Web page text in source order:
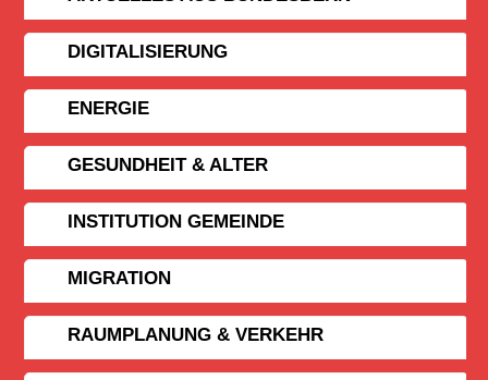
DIGITALISIERUNG
ENERGIE
GESUNDHEIT & ALTER
INSTITUTION GEMEINDE
MIGRATION
RAUMPLANUNG & VERKEHR